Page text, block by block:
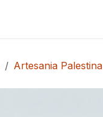
Artesania Palestina